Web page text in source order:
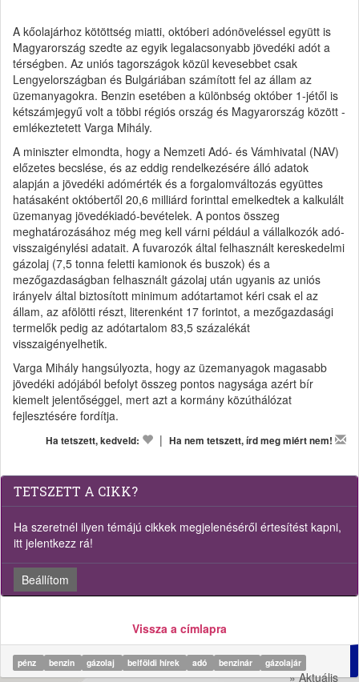
A kőolajárhoz kötöttség miatti, októberi adónöveléssel együtt is
Magyarország szedte az egyik legalacsonyabb jövedéki adót a
térségben. Az uniós tagországok közül kevesebbet csak
Lengyelországban és Bulgáriában számított fel az állam az
üzemanyagokra. Benzin esetében a különbség október 1-jétől is
kétszámjegyű volt a többi régiós ország és Magyarország között -
emlékeztetett Varga Mihály.
A miniszter elmondta, hogy a Nemzeti Adó- és Vámhivatal (NAV)
előzetes becslése, és az eddig rendelkezésére álló adatok
alapján a jövedéki adómérték és a forgalomváltozás együttes
hatásaként októbertől 20,6 milliárd forinttal emelkedtek a kalkulált
üzemanyag jövedékiadó-bevételek. A pontos összeg
meghatározásához még meg kell várni például a vállalkozók adó-
visszaigénylési adatait. A fuvarozók által felhasznált kereskedelmi
gázolaj (7,5 tonna feletti kamionok és buszok) és a
mezőgazdaságban felhasznált gázolaj után ugyanis az uniós
irányelv által biztosított minimum adótartamot kéri csak el az
állam, az afölötti részt, literenként 17 forintot, a mezőgazdasági
termelők pedig az adótartalom 83,5 százalékát
visszaigényelhetik.
Varga Mihály hangsúlyozta, hogy az üzemanyagok magasabb
jövedéki adójából befolyt összeg pontos nagysága azért bír
kiemelt jelentőséggel, mert azt a kormány közúthálózat
fejlesztésére fordítja.
Ha tetszett, kedveld: | Ha nem tetszett, írd meg miért nem!
TETSZETT A CIKK?
Ha szeretnél ilyen témájú cikkek megjelenéséről értesítést kapni,
itt jelentkezz rá!
Beállítom
Vissza a címlapra
pénz benzin gázolaj belföldi hírek adó benzinár gázolajár
» Aktuális